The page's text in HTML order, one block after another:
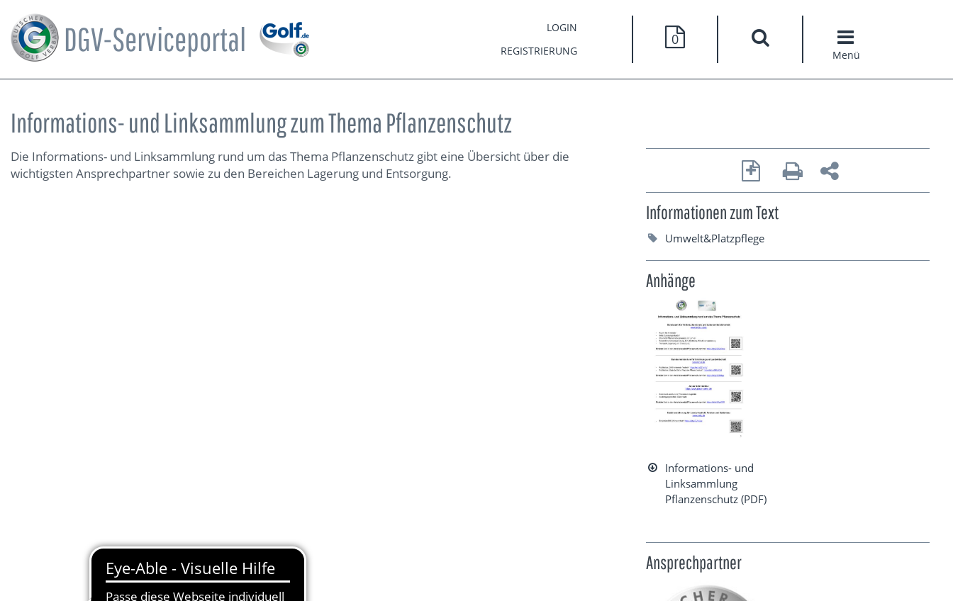
DGV-Serviceportal
LOGIN
REGISTRIERUNG
0
Menü
Informations- und Linksammlung zum Thema Pflanzenschutz
Die Informations- und Linksammlung rund um das Thema Pflanzenschutz gibt eine Übersicht über die
wichtigsten Ansprechpartner sowie zu den Bereichen Lagerung und Entsorgung.
Informationen zum Text
Umwelt&Platzpflege
Anhänge
Informations- und
Linksammlung
Pflanzenschutz (PDF)
Ansprechpartner